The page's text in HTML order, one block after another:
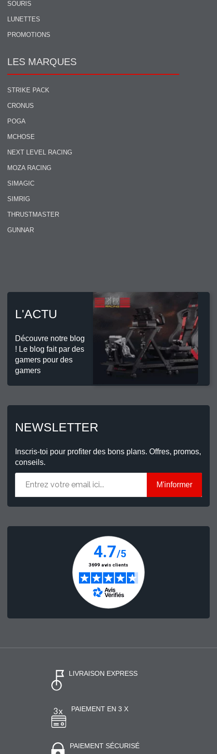
SOURIS
LUNETTES
PROMOTIONS
LES MARQUES
STRIKE PACK
CRONUS
POGA
MCHOSE
NEXT LEVEL RACING
MOZA RACING
SIMAGIC
SIMRIG
THRUSTMASTER
GUNNAR
L'ACTU
Découvre notre blog
! Le blog fait par des
gamers pour des
gamers
NEWSLETTER
Inscris-toi pour profiter des bons plans. Offres, promos,
conseils.
M'informer
LIVRAISON EXPRESS
PAIEMENT EN 3 X
PAIEMENT SÉCURISÉ